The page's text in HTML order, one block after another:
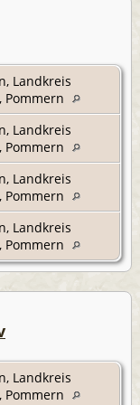
Landkreis
Pommern
Landkreis
Pommern
Landkreis
Pommern
Landkreis
Pommern
Landkreis
Pommern